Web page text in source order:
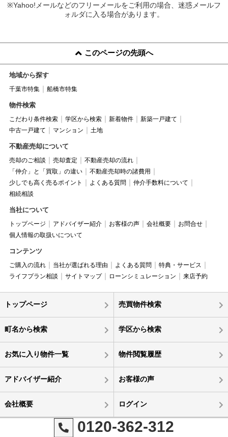
※Yahoo!メールなどのフリーメールをご利用の場合、迷惑メールフ
ォルダに入る場合があります。
このページの先頭へ
地域から探す
千葉市特集 船橋市特集
物件検索
こだわり条件検索 学区から検索 新着物件
新築一戸建て
中古一戸建て
マンション 土地
不動産売却について
売却のご相談 売却査定
不動産売却の流れ
「仲介」と「買取」の違い
不動産売却時の諸費用
少しでも高く売るポイント
よくある質問
仲介手数料について
相続相談
当社について
トップページ アドバイザー紹介 お客様の声 会社概要
お問合せ
個人情報の取扱いについて
コンテンツ
ご購入の流れ 当社が選ばれる理由 よくある質問
特典・サービス
ライフプラン相談
サイトマップ ローンシミュレーション 来店予約
トップページ 売買物件検索
町名から検索 学区から検索
お気に入り物件一覧 物件閲覧履歴
アドバイザー紹介 お客様の声
会社概要 ログイン
0120-362-312